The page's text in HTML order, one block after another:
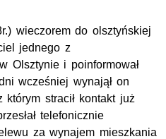
wieczorem do olsztyńskiej
jednego z
Olsztynie i poinformował
wcześniej wynajął on
stracił kontakt już
telefonicznie
za wynajem mieszkania